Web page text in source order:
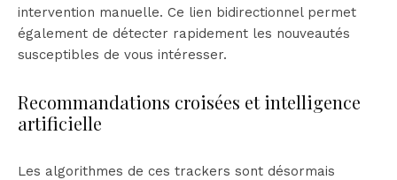
intervention manuelle. Ce lien bidirectionnel permet
également de détecter rapidement les nouveautés
susceptibles de vous intéresser.
Recommandations croisées et intelligence
artificielle
Les algorithmes de ces trackers sont désormais